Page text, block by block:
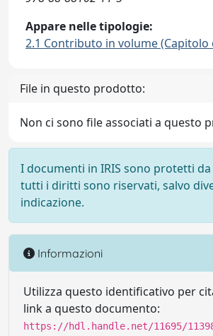
Appare nelle tipologie:
2.1 Contributo in volume (Capitolo
File in questo prodotto:
Non ci sono file associati a questo
I documenti in IRIS sono protetti
tutti i diritti sono riservati, salvo
indicazione.
Informazioni
Utilizza questo identificativo per
link a questo documento:
https://hdl.handle.net/11695/